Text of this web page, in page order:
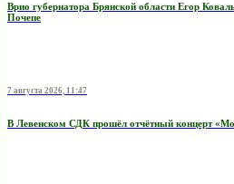
Врио губернатора Брянской области Егор
Почепе
7 августа 2026, 11:47
В Левенском СДК прошёл отчётный концерт